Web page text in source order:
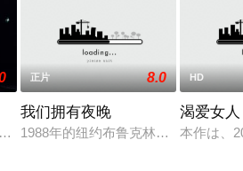
星空电影网，更多剧情信息可移
剧情网等平台了解。
），不慎丢失手枪。这件事非同小可
正片 8.0
我们拥有夜晚
1988年的纽约布鲁克林，鲍比（
HD
渴爱女
本作は、